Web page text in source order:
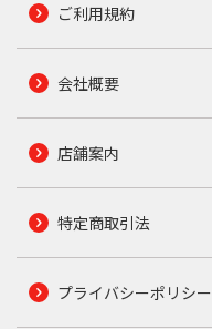
ご利用規約
会社概要
店舗案内
特定商取引法
プライバシーポリシー